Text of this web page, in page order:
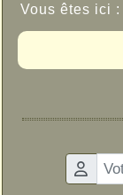
Vous êtes ici :